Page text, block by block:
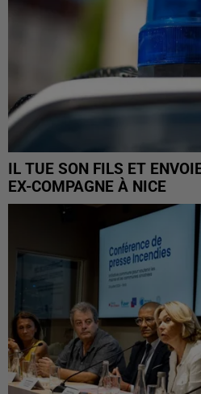
IL TUE SON FILS ET
EX-COMPAGNE À NICE